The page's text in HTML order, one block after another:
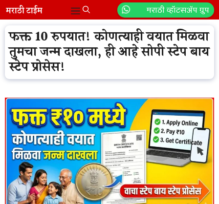
Skip
to
content
मराठी व्हॉटसॲप ग्रुप
Menu
फक्त 10 रुपयात! कोणत्याही वयात मिळवा
तुमचा जन्म दाखला, ही आहे सोपी स्टेप बाय
स्टेप प्रोसेस!